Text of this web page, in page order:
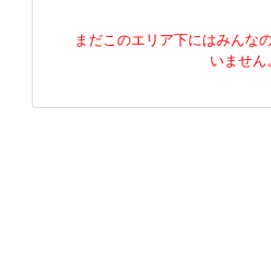
まだこのエリア下にはみんな
いません。